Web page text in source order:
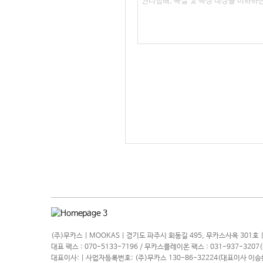
(주)무카스 | MOOKAS | 경기도 파주시 회동길 495, 무카스사옥 301
대표 팩스 : 070-5133-7196 / 무카스플레이온 팩스 : 031-937-3207(
대표이사: | 사업자등록번호: (주)무카스 130-86-32224(대표이사 이